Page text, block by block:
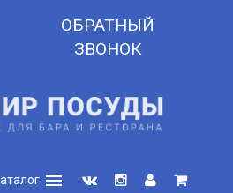
ОБРАТНЫЙ
ЗВОНОК
menu